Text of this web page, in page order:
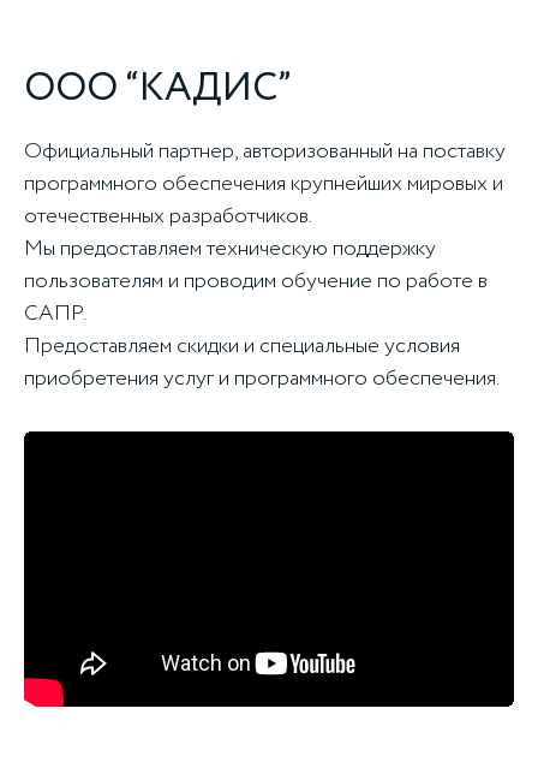
ООО “КАДИС”
Официальный партнер, авторизованный на поставку
программного обеспечения крупнейших мировых и
отечественных разработчиков.
Мы предоставляем техническую поддержку
пользователям и проводим обучение по работе в
САПР.
Предоставляем скидки и специальные условия
приобретения услуг и программного обеспечения.